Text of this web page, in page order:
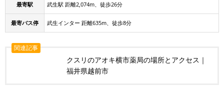
最寄駅 武生駅 距離2,074m、徒歩26分
最寄バス停 武生インター 距離635m、徒歩8分
関連記事
クスリのアオキ横市薬局の場所とアクセス｜
福井県越前市